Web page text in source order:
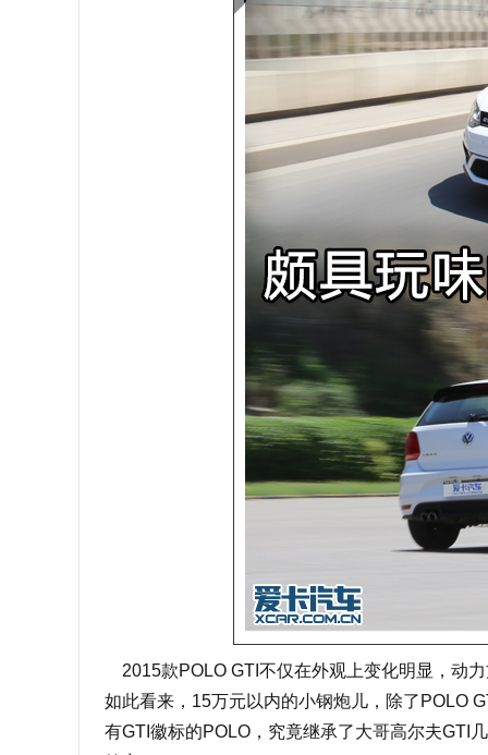
2015款POLO GTI不仅在外观上变化明显，动
如此看来，15万元以内的小钢炮儿，除了POLO
有GTI徽标的POLO，究竟继承了大哥高尔夫GTI